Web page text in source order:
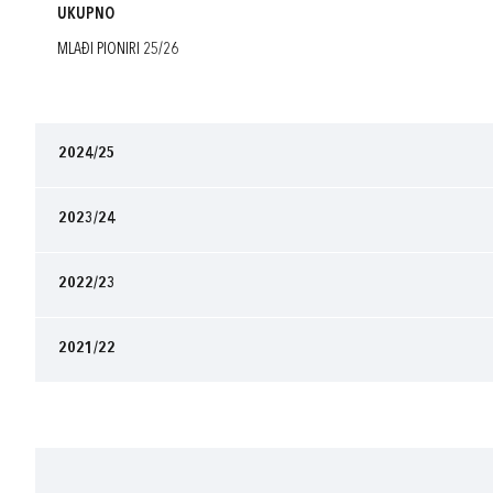
UKUPNO
MLAĐI PIONIRI 25/26
2024/25
2023/24
2022/23
2021/22